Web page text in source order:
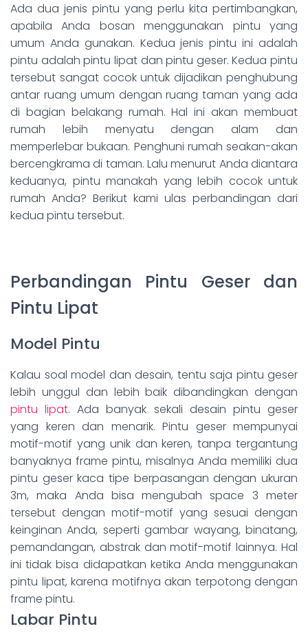
Ada dua jenis pintu yang perlu kita pertimbangkan,
apabila Anda bosan menggunakan pintu yang
umum Anda gunakan. Kedua jenis pintu ini adalah
pintu adalah pintu lipat dan pintu geser. Kedua pintu
tersebut sangat cocok untuk dijadikan penghubung
antar ruang umum dengan ruang taman yang ada
di bagian belakang rumah. Hal ini akan membuat
rumah lebih menyatu dengan alam dan
memperlebar bukaan. Penghuni rumah seakan-akan
bercengkrama di taman. Lalu menurut Anda diantara
keduanya, pintu manakah yang lebih cocok untuk
rumah Anda? Berikut kami ulas perbandingan dari
kedua pintu tersebut.
Perbandingan Pintu Geser dan
Pintu Lipat
Model Pintu
Kalau soal model dan desain, tentu saja pintu geser
lebih unggul dan lebih baik dibandingkan dengan
pintu lipat. Ada banyak sekali desain pintu geser
yang keren dan menarik. Pintu geser mempunyai
motif-motif yang unik dan keren, tanpa tergantung
banyaknya frame pintu, misalnya Anda memiliki dua
pintu geser kaca tipe berpasangan dengan ukuran
3m, maka Anda bisa mengubah space 3 meter
tersebut dengan motif-motif yang sesuai dengan
keinginan Anda, seperti gambar wayang, binatang,
pemandangan, abstrak dan motif-motif lainnya. Hal
ini tidak bisa didapatkan ketika Anda menggunakan
pintu lipat, karena motifnya akan terpotong dengan
frame pintu.
Labar Pintu